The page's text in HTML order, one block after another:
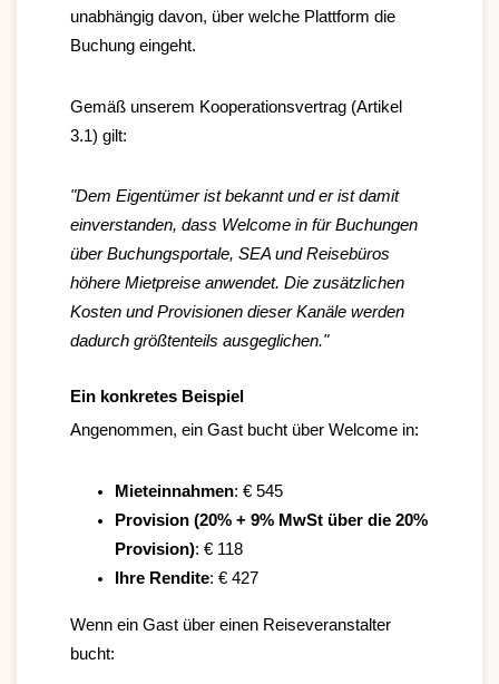
unabhängig davon, über welche Plattform die
Buchung eingeht.
Gemäß unserem Kooperationsvertrag (Artikel
3.1) gilt:
"Dem Eigentümer ist bekannt und er ist damit
einverstanden, dass Welcome in für Buchungen
über Buchungsportale, SEA und Reisebüros
höhere Mietpreise anwendet. Die zusätzlichen
Kosten und Provisionen dieser Kanäle werden
dadurch größtenteils ausgeglichen."
Ein konkretes Beispiel
Angenommen, ein Gast bucht über Welcome in:
Mieteinnahmen: € 545
Provision (20% + 9% MwSt über die 20%
Provision): € 118
Ihre Rendite: € 427
Wenn ein Gast über einen Reiseveranstalter
bucht: